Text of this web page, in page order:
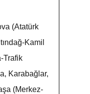
(Atatürk
Kamil
Trafik
Karabağlar,
(Merkez-